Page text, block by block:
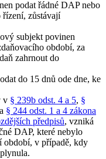
podat řádné DAP nebo
zůstávají
subjekt povinen
období, za
zahrnout do
do 15 dnů ode dne, ke
v § 239b odst. 4 a 5, §
a § 244 odst. 1 a 4 zákona
předpisů, vzniká
DAP, které nebylo
období, v případě, kdy